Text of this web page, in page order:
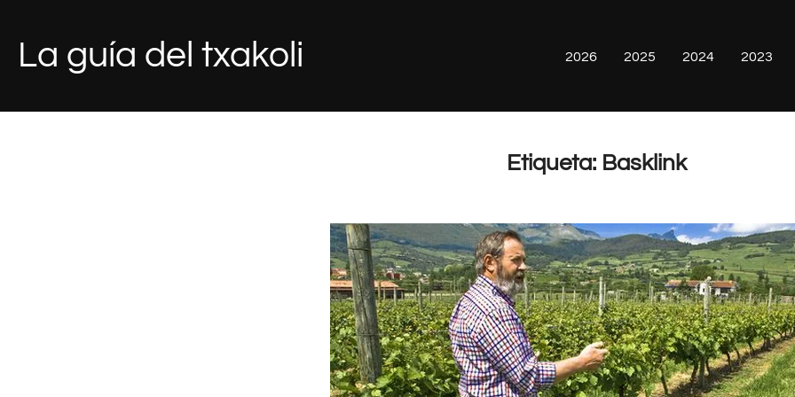
contenido
La guía del txakoli 2026 2025 2024 2023
Etiqueta: Basklink